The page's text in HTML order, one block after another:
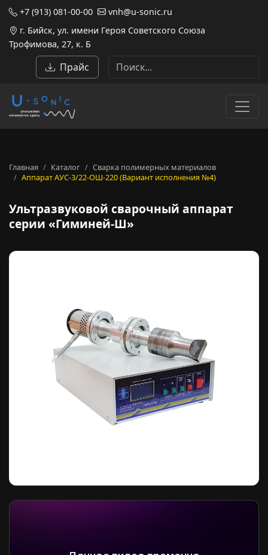
+7 (913) 081-00-00
vnh@u-sonic.ru
г. Бийск, ул. имени Героя Советского Союза
Трофимова, 27, к. Б
Прайс
Главная Каталог
Сварка полимерных материалов
Аппарат АУС-3/22-ОШ-220 (Вариант исполнения №4)
Ультразвуковой
Ультразвуковой сварочный аппарат
серии «Гиминей-Ш»